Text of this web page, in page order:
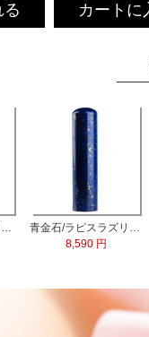
る カートに
天然ローズクォーツ水晶 実印13.5mm
青金石/ラピスラズリ 実印60x15.0mm
8,590 円